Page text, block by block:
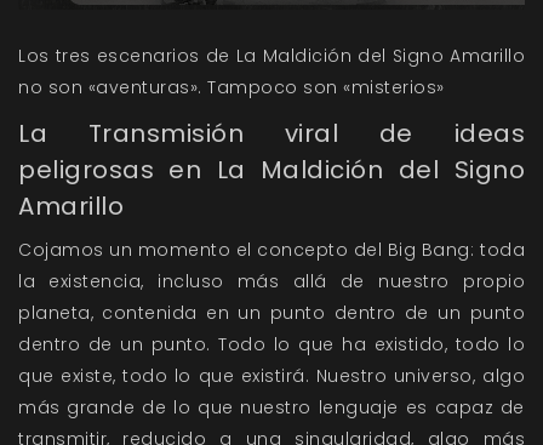
Los tres escenarios de La Maldición del Signo Amarillo
no son «aventuras». Tampoco son «misterios»
La Transmisión viral de ideas
peligrosas en La Maldición del Signo
Amarillo
Cojamos un momento el concepto del Big Bang: toda
la existencia, incluso más allá de nuestro propio
planeta, contenida en un punto dentro de un punto
dentro de un punto. Todo lo que ha existido, todo lo
que existe, todo lo que existirá. Nuestro universo, algo
más grande de lo que nuestro lenguaje es capaz de
transmitir, reducido a una singularidad, algo más